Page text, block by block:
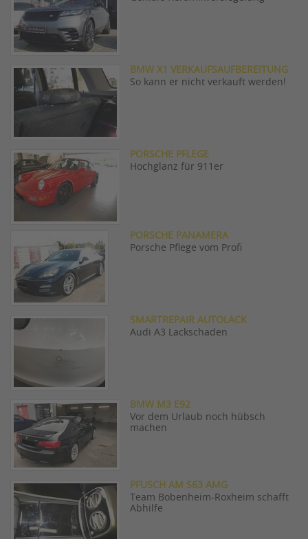
BMW X1 VERKAUFSAUFBEREITUNG
So kann er nicht verkauft werden!
PORSCHE PFLEGE
Hochglanz für 911er
PORSCHE PANAMERA
Porsche Pflege vom Profi
SMARTREPAIR AUTOLACK
Audi A3 Lackschaden
BMW M3 E92
Vor dem Urlaub noch hübsch
machen
PFUSCH AM S63 AMG
Team Bobenheim-Roxheim schafft
Abhilfe